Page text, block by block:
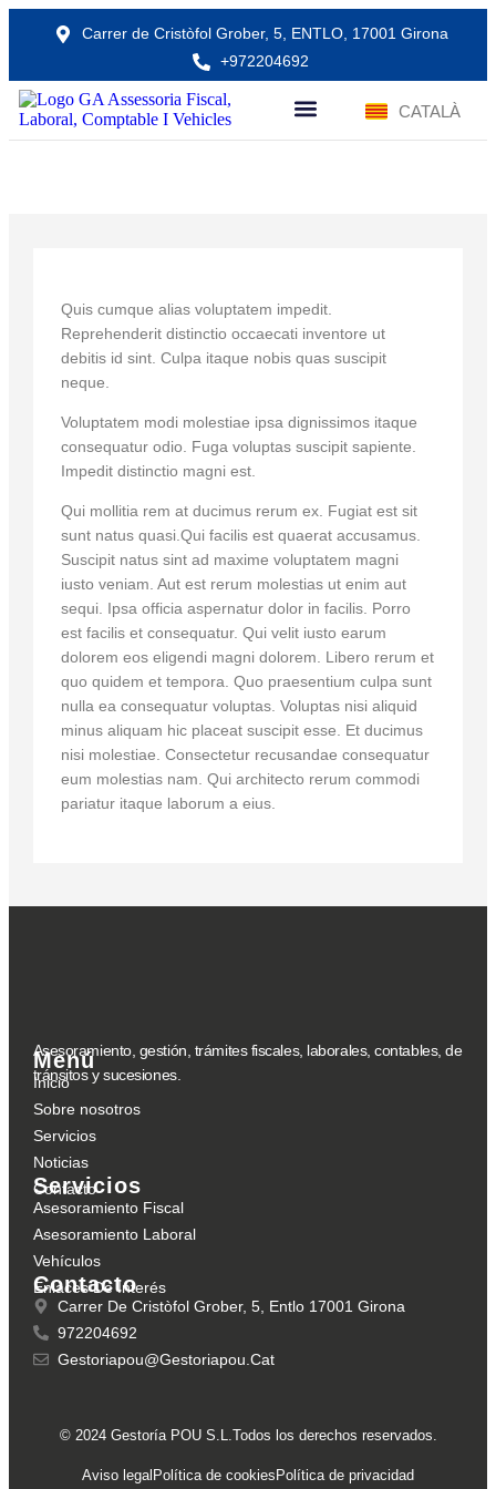
Carrer de Cristòfol Grober, 5, ENTLO, 17001 Girona
+972204692
CATALÀ
ESPAÑOL
Quis cumque alias voluptatem impedit.
Reprehenderit distinctio occaecati inventore ut
debitis id sint. Culpa itaque nobis quas suscipit
neque.
Voluptatem modi molestiae ipsa dignissimos itaque
consequatur odio. Fuga voluptas suscipit sapiente.
Impedit distinctio magni est.
Qui mollitia rem at ducimus rerum ex. Fugiat est sit
sunt natus quasi.Qui facilis est quaerat accusamus.
Suscipit natus sint ad maxime voluptatem magni
iusto veniam. Aut est rerum molestias ut enim aut
sequi. Ipsa officia aspernatur dolor in facilis. Porro
est facilis et consequatur. Qui velit iusto earum
dolorem eos eligendi magni dolorem. Libero rerum et
quo quidem et tempora. Quo praesentium culpa sunt
nulla ea consequatur voluptas. Voluptas nisi aliquid
minus aliquam hic placeat suscipit esse. Et ducimus
nisi molestiae. Consectetur recusandae consequatur
eum molestias nam. Qui architecto rerum commodi
pariatur itaque laborum a eius.
Asesoramiento, gestión, trámites fiscales, laborales, contables, de
tránsitos y sucesiones.
Menú
Inicio
Sobre nosotros
Servicios
Noticias
Contacto
Servicios
Asesoramiento Fiscal
Asesoramiento Laboral
Vehículos
Enlaces De Interés
Contacto
Carrer De Cristòfol Grober, 5, Entlo 17001 Girona
972204692
Gestoriapou@gestoriapou.cat
© 2024 Gestoría POU S.L.Todos los derechos reservados.
Aviso legalPolítica de cookiesPolítica de privacidad